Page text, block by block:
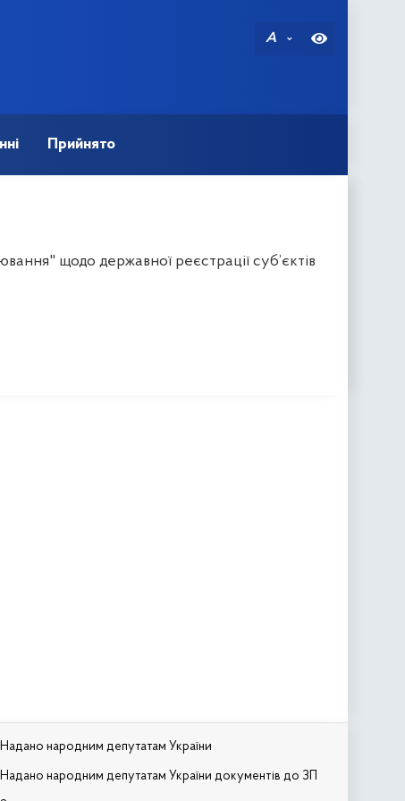
A
Прийнято
щодо державної реєстрації суб’єктів
Надано народним депутатам України
Надано народним депутатам України документів до ЗП